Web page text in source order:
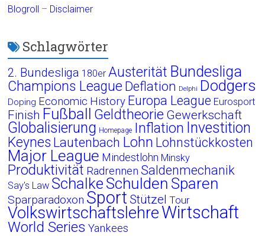
Blogroll – Disclaimer
Schlagwörter
2. Bundesliga 180er Austerität Bundesliga
Champions League Deflation Delphi Dodgers
Doping Economic History Europa League Eurosport
Finish Fußball Geldtheorie Gewerkschaft
Globalisierung Homepage Inflation Investition
Keynes Lautenbach Lohn Lohnstückkosten
Major League Mindestlohn Minsky
Produktivität Radrennen Saldenmechanik
Say's Law Schalke Schulden Sparen
Sparparadoxon Sport Stützel Tour
VolkswirtschaftslehreWirtschaft
World Series Yankees